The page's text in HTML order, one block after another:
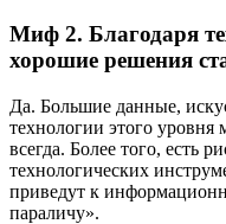
Миф 2. Благодаря
хорошие решения
Да. Большие данные,
технологии этого
всегда. Более того, есть
технологических
приведут к
параличу».